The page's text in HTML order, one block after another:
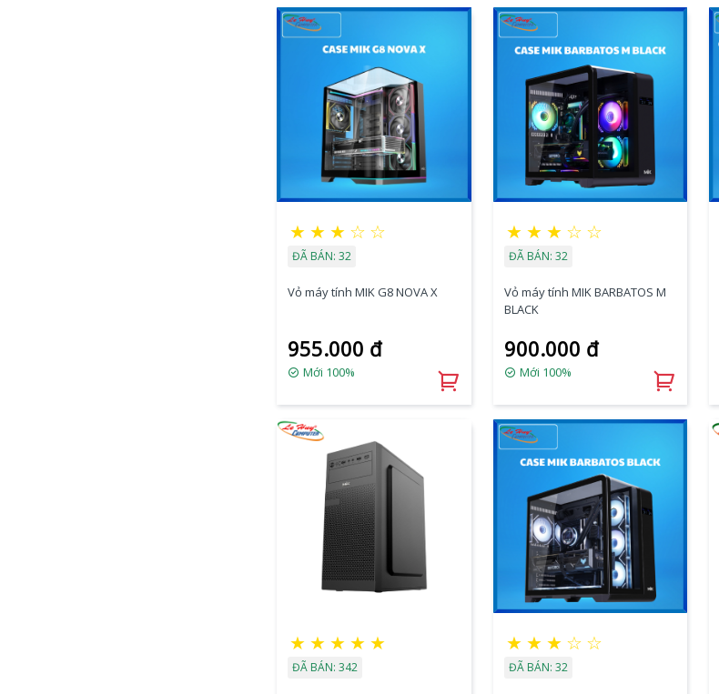
★ ★ ★ ☆ ☆
ĐÃ BÁN: 32
Vỏ máy tính MIK G8 NOVA X
955.000 đ
Mới 100%
★ ★ ★ ☆ ☆
ĐÃ BÁN: 32
Vỏ máy tính MIK BARBATOS M
BLACK
900.000 đ
Mới 100%
★ ★ ★ ★ ★
ĐÃ BÁN: 342
★ ★ ★ ☆ ☆
ĐÃ BÁN: 32